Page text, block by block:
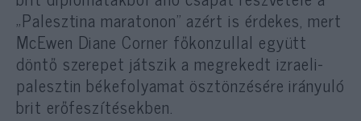
„Palesztina maratonon” azért is érdekes, mert
McEwen Diane Corner főkonzullal együtt
döntő szerepet játszik a megrekedt izraeli-
palesztin békefolyamat ösztönzésére irányuló
brit erőfeszítésekben.